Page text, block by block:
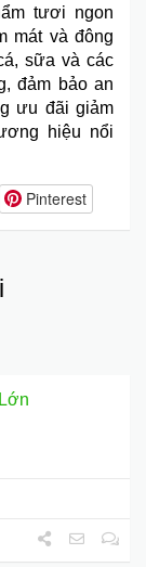
tươi ngon
mát và đông
sữa và các
đảm bảo an
ưu đãi giảm
hiệu nổi
Pinterest